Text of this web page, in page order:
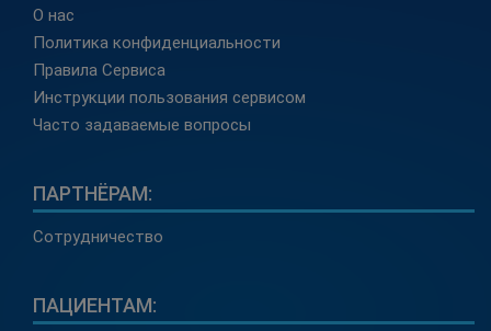
О нас
Политика конфиденциальности
Правила Сервиса
Инструкции пользования сервисом
Часто задаваемые вопросы
ПАРТНЁРАМ:
Сотрудничество
ПАЦИЕНТАМ: